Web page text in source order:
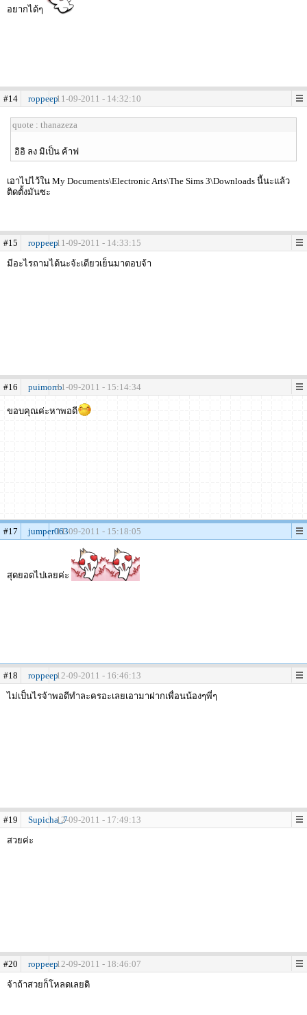
อยากได้ๆ
#14 roppeep11-09-2011 - 14:32:10
quote : thanazeza
อิอิ ลง มิเป็น ค้าฟ
เอาไปไว้ใน My Documents\Electronic Arts\The Sims 3\Downloads นี้นะแล้ว
ติดตั้งมันซะ
#15 roppeep11-09-2011 - 14:33:15
มีอะไรถามได้นะจ้ะเดียวเย็นมาตอบจ้า
#16 puimorro11-09-2011 - 15:14:34
ขอบคุณค่ะหาพอดี
#17 jumper06311-09-2011 - 15:18:05
สุดยอดไปเลยค่ะ
#18 roppeep12-09-2011 - 16:46:13
ไม่เป็นไรจ้าพอดีทำละครอะเลยเอามาฝากเพื่อนน้องๆพี่ๆ
#19 Supicha_712-09-2011 - 17:49:13
สวยค่ะ
#20 roppeep12-09-2011 - 18:46:07
จ้าถ้าสวยก็โหลดเลยดิ